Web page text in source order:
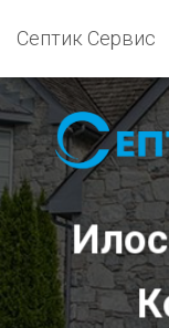
Септик Сервис